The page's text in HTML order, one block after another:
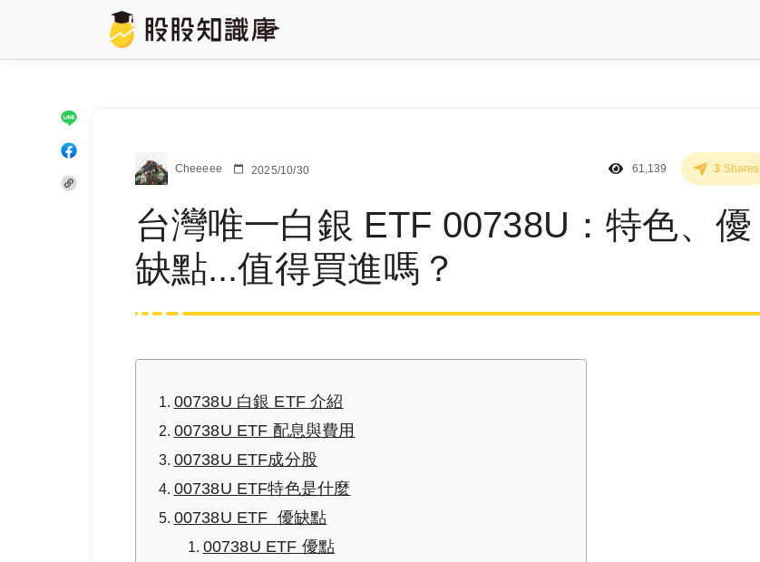
Cheeeee 2025/10/30 61,139 3 Shares
台灣唯一白銀 ETF 00738U：特色、優
缺點...值得買進嗎？
00738U 白銀 ETF 介紹
00738U ETF 配息與費用
00738U ETF成分股
00738U ETF特色是什麼
00738U ETF 優缺點
00738U ETF 優點